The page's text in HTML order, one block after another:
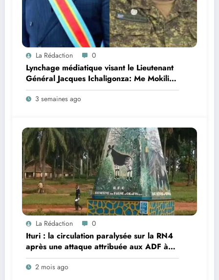
La Rédaction 0
Lynchage médiatique visant le Lieutenant
Général Jacques Ichaligonza: Me Mokili
Mungunuti David attend l’intervention
urgente du Chef de l’Etat !
3 semaines ago
La Rédaction 0
Ituri : la circulation paralysée sur la RN4
après une attaque attribuée aux ADF à
Mambasa
2 mois ago